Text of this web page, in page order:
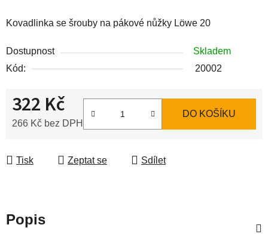
Kovadlinka se šrouby na pákové nůžky Löwe 20
Dostupnost
Skladem
Kód:
20002
322 Kč
266 Kč bez DPH
DO KOŠÍKU
Tisk Zeptat se Sdílet
Popis